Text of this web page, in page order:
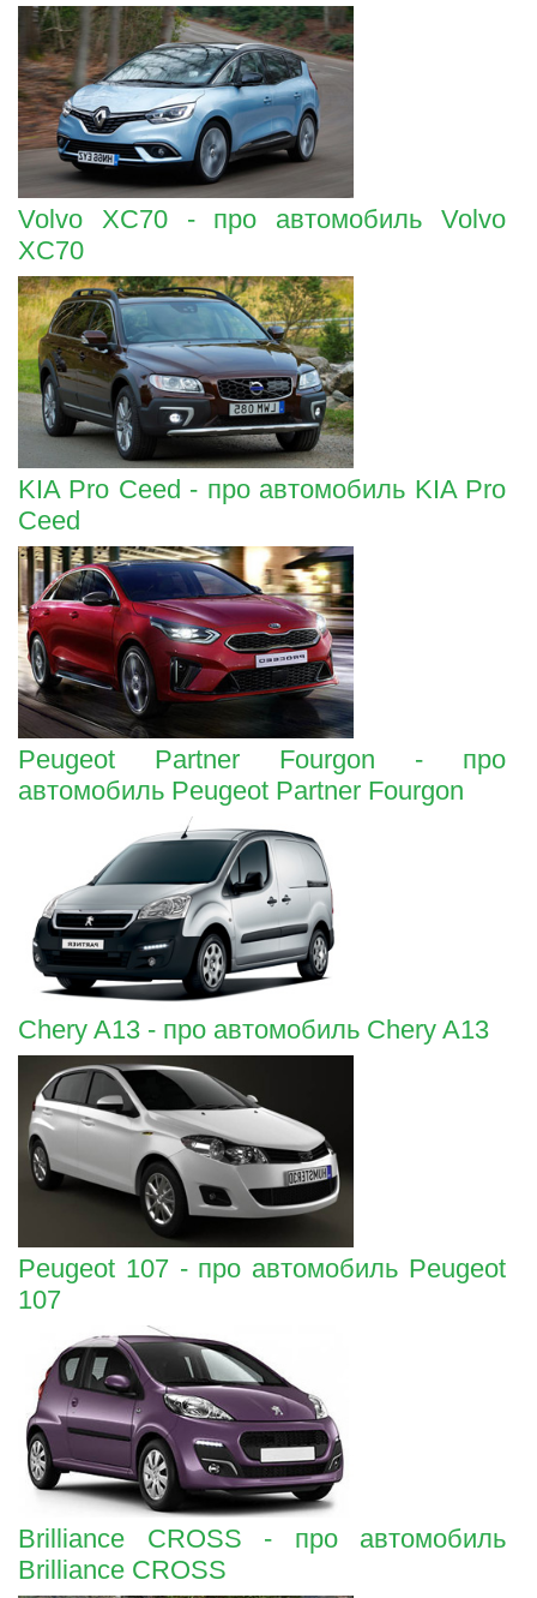
Volvo XC70 - про автомобиль Volvo
XC70
KIA Pro Ceed - про автомобиль KIA Pro
Ceed
Peugeot Partner Fourgon - про
автомобиль Peugeot Partner Fourgon
Chery A13 - про автомобиль Chery A13
Peugeot 107 - про автомобиль Peugeot
107
Brilliance CROSS - про автомобиль
Brilliance CROSS